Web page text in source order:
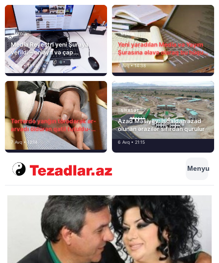
MEDİA
Media Reyestri yeni Şuraya
verildi – onlayn və çap
mediasını nə gözləyir?
7 Avq • 15:14
MEDİA
Yeni yaradılan Media və Yayım
Şurasına əlavə olaraq bu hüquq
və vəzifələr də verilib
7 Avq • 14:38
Tərtərdə yanğın törədərək ər-
arvadı öldürən qatil tutuldu-
SON DƏQİQƏ
7 Avq • 12:14
SIYASƏT
Azad Məsiyev: İşğaldan azad
olunan ərazilər sıfırdan qurulur
6 Avq • 21:15
Menyu